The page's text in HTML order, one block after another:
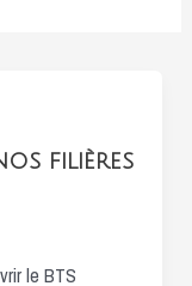
filières
le BTS